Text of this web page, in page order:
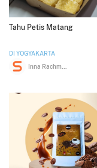
Tahu Petis Matang
DI YOGYAKARTA